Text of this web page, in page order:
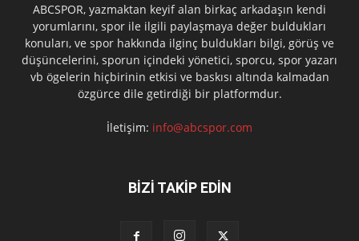
ABCSPOR, yazmaktan keyif alan birkaç arkadaşın kendi
yorumlarını, spor ile ilgili paylaşmaya değer buldukları
konuları, ve spor hakkında ilginç buldukları bilgi, görüş ve
düşüncelerini, sporun içindeki yönetici, sporcu, spor yazarı
vb ögelerin hiçbirinin etkisi ve baskısı altında kalmadan
özgürce dile getirdiği bir platformdur.
İletişim: info@abcspor.com
BİZİ TAKİP EDİN